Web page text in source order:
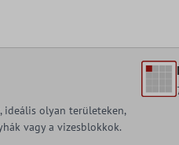
ideális olyan területeken,
vagy a vizesblokkok.